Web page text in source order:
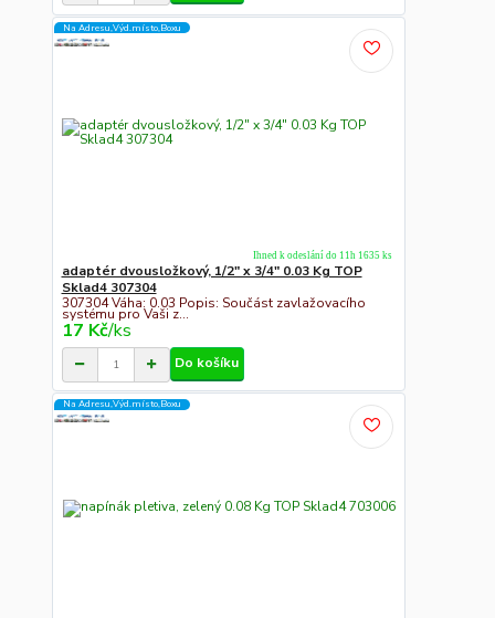
Na Adresu,Výd.místo,Boxu
adaptér dvousložkový, 1/2" x 3/4" 0.03 Kg TOP
Sklad4 307304
307304 Váha: 0.03 Popis: Součást zavlažovacího
systému pro Vaši z...
17 Kč/ks
Ihned k odeslání do 11h 1635 ks
Do košíku
Na Adresu,Výd.místo,Boxu